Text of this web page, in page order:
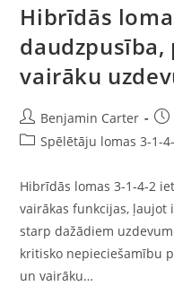
Hibrīdās
vairāku
Post
author:
Benjamin Carter
PostSpēlētāju lomas 3-1-
Hibrīdās lomas 3-1-4-2
vairākas funkcijas,
starp dažādiem
kritisko nepieciešamību
un vairāku…